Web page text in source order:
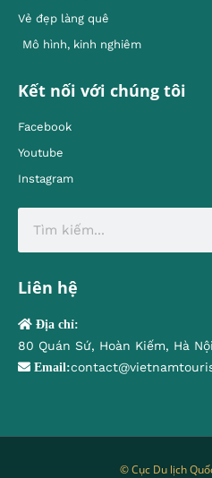
Vẻ đẹp làng quê
Mô hình, kinh nghiêm
Kết nối với chúng tôi
Facebook
Youtube
Instagram
Liên hệ
Địa chỉ:
80 Quán Sứ, Hoàn Kiếm, Hà Nội
Email:
© Cục Du lịch